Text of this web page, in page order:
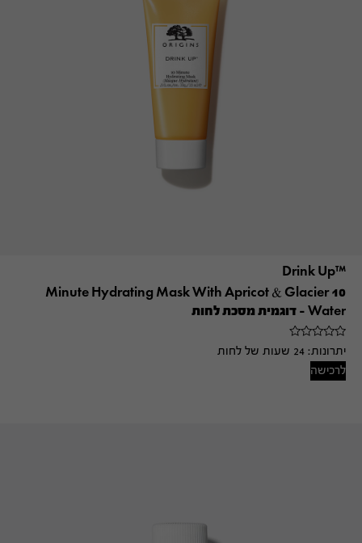
™Drink Up
10 Minute Hydrating Mask With Apricot & Glacier
Water – דוגמית מסכת לחות
יתרונות: 24 שעות של לחות
לרכישה